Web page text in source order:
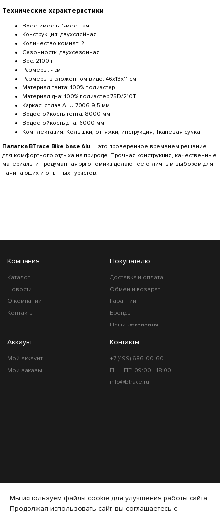
Технические характеристики
Вместимость: 1-местная
Конструкция: двухслойная
Количество комнат: 2
Сезонность: двухсезонная
Вес: 2100 г
Размеры: - см
Размеры в сложенном виде: 46х13х11 см
Материал тента: 100% полиэстер
Материал дна: 100% полиэстер 75D/210Т
Каркас: сплав ALU 7006 9,5 мм
Водостойкость тента: 8000 мм
Водостойкость дна: 6000 мм
Комплектация: Колышки, оттяжки, инструкция, Тканевая сумка
Палатка BTrace Bike base Alu — это проверенное временем решение
для комфортного отдыха на природе. Прочная конструкция, качественные
материалы и продуманная эргономика делают её отличным выбором для
начинающих и опытных туристов.
Компания
Каталог
Новости
О компании
Контакты
Покупателю
Доставка и оплата
Обмен и возврат
Гарантии
Бренды
Наши реквизиты
Аккаунт
Мой аккаунт
Мои заказы
Контакты
+7 (499) 686-00-60
ПН - ПТ: 09:00 - 18:00
info@btrace.ru
Мы используем файлы cookie для улучшения работы сайта.
Продолжая использовать сайт, вы соглашаетесь с